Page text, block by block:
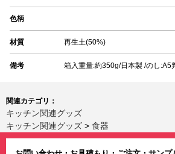
色柄
材質 再生土(50%)
備考 箱入重量:約350g/日本製 /のし:A5
関連カテゴリ：
キッチン関連グッズ
キッチン関連グッズ > 食器